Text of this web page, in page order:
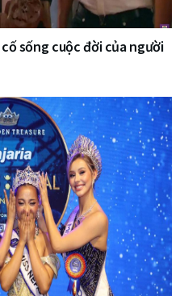
sống cuộc đời của người